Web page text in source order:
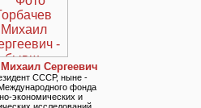
Сергеевич
СССР, ныне -
фонда
экономических и